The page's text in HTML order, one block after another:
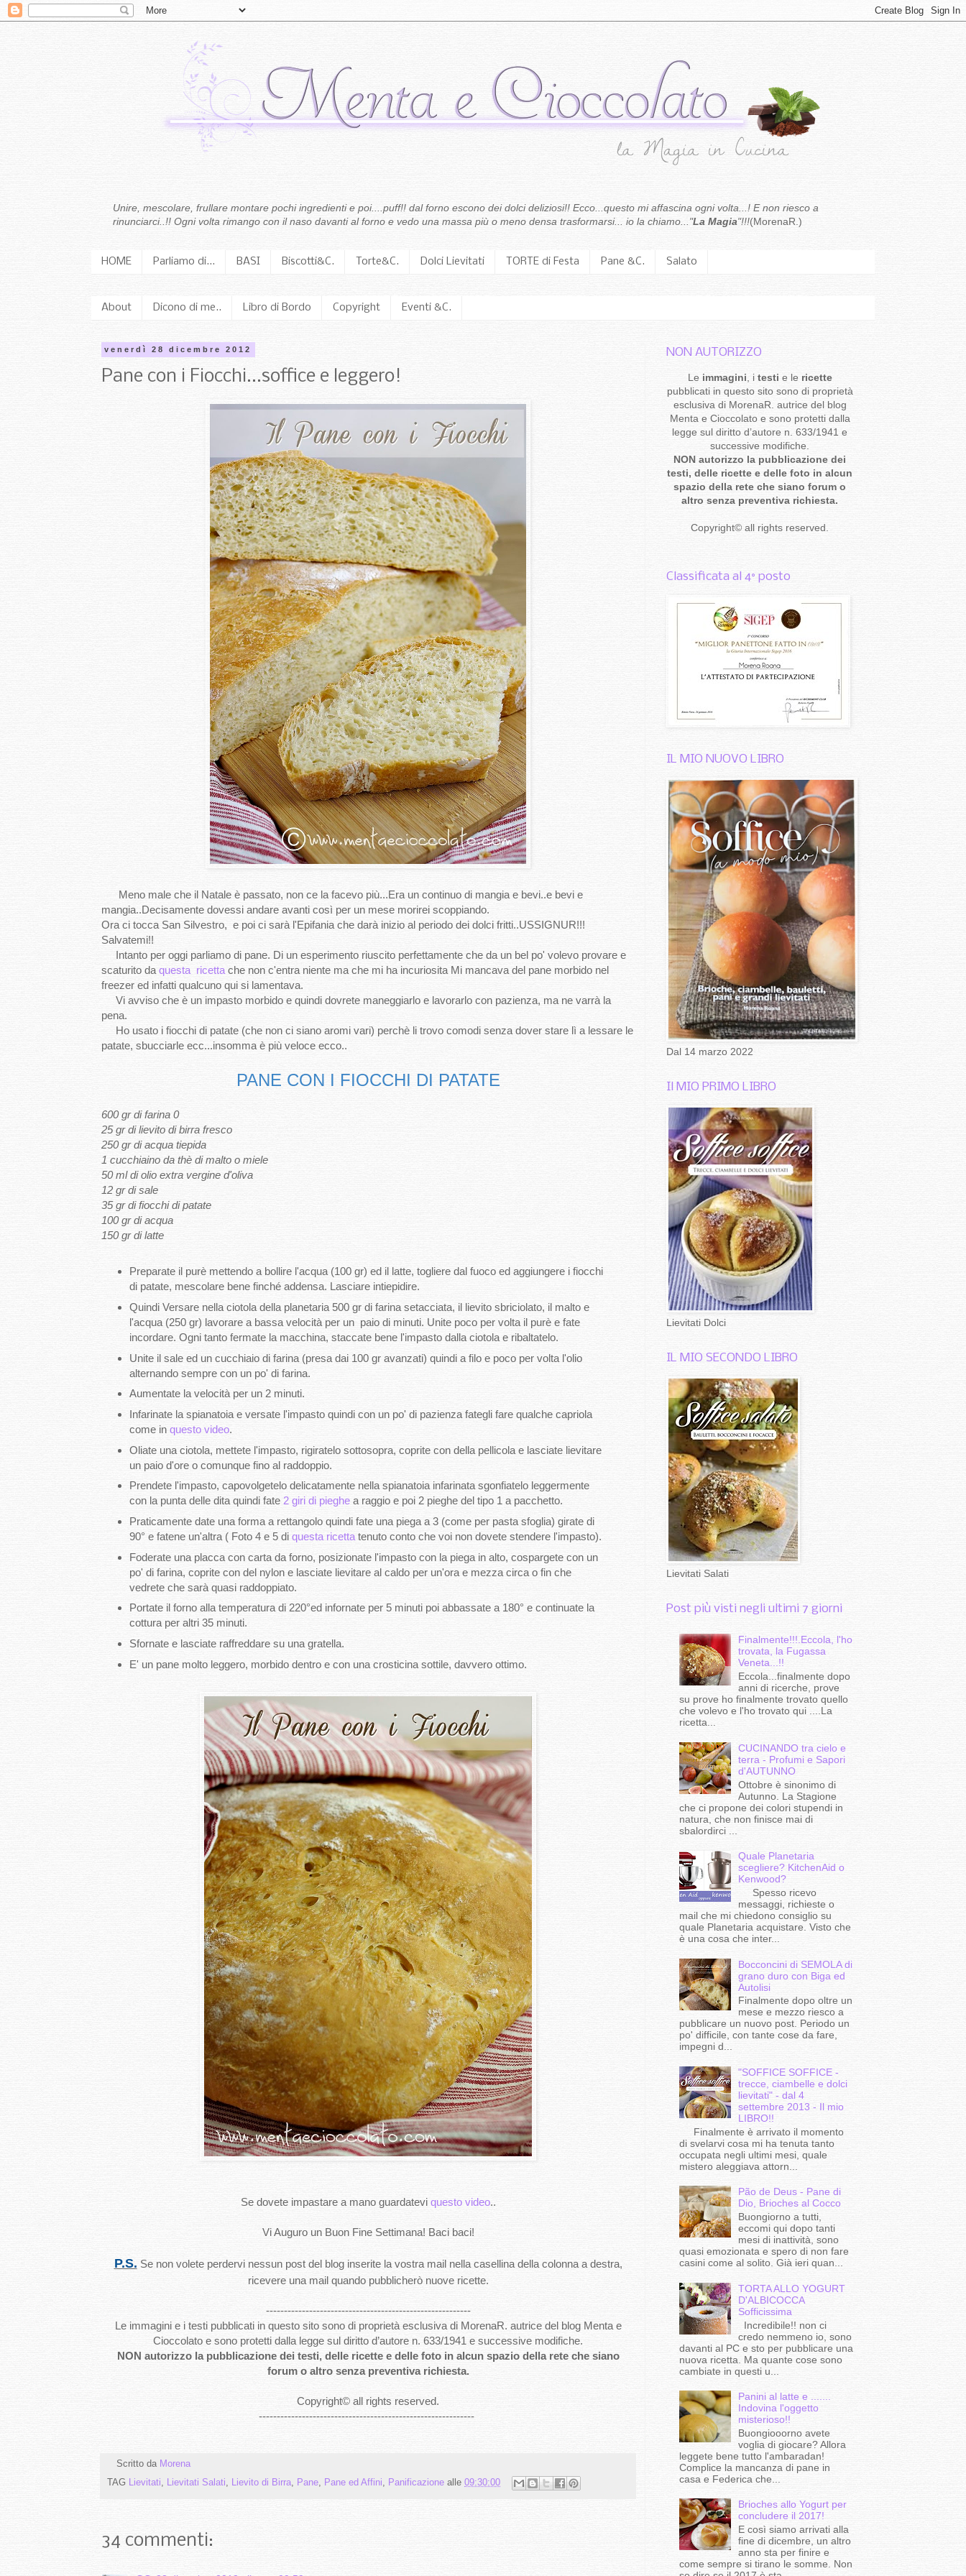
Unire, mescolare, frullare montare pochi ingredienti e poi....puff!! dal forno escono dei dolci deliziosi!! Ecco...questo mi affascina ogni volta...! E non riesco a
rinunciarci..!! Ogni volta rimango con il naso davanti al forno e vedo una massa più o meno densa trasformarsi... io la chiamo..."La Magia"!!!(MorenaR.)
HOME Parliamo di... BASI Biscotti&C. Torte&C. Dolci Lievitati TORTE di Festa Pane &C. Salato
About Dicono di me.. Libro di Bordo Copyright Eventi &C.
venerdì 28 dicembre 2012
Pane con i Fiocchi...soffice e leggero!
Meno male che il Natale è passato, non ce la facevo più...Era un continuo di mangia e bevi..e bevi e
mangia..Decisamente dovessi andare avanti così per un mese morirei scoppiando.
Ora ci tocca San Silvestro, e poi ci sarà l'Epifania che darà inizio al periodo dei dolci fritti..USSIGNUR!!!
Salvatemi!!
Intanto per oggi parliamo di pane. Di un esperimento riuscito perfettamente che da un bel po' volevo provare e
scaturito daquesta ricettache non c'entra niente ma che mi ha incuriosita Mi mancava del pane morbido nel
freezer ed infatti qualcuno qui si lamentava.
Vi avviso che è un impasto morbido e quindi dovrete maneggiarlo e lavorarlo con pazienza, ma ne varrà la
pena.
Ho usato i fiocchi di patate (che non ci siano aromi vari) perchè li trovo comodi senza dover stare lì a lessare le
patate, sbucciarle ecc...insomma è più veloce ecco..
PANE CON I FIOCCHI DI PATATE
600 gr di farina 0
25 gr di lievito di birra fresco
250 gr di acqua tiepida
1 cucchiaino da thè di malto o miele
50 ml di olio extra vergine d'oliva
12 gr di sale
35 gr di fiocchi di patate
100 gr di acqua
150 gr di latte
Preparate il purè mettendo a bollire l'acqua (100 gr) ed il latte, togliere dal fuoco ed aggiungere i fiocchi
di patate, mescolare bene finché addensa. Lasciare intiepidire.
Quindi Versare nella ciotola della planetaria 500 gr di farina setacciata, il lievito sbriciolato, il malto e
l'acqua (250 gr) lavorare a bassa velocità per un paio di minuti. Unite poco per volta il purè e fate
incordare. Ogni tanto fermate la macchina, staccate bene l'impasto dalla ciotola e ribaltatelo.
Unite il sale ed un cucchiaio di farina (presa dai 100 gr avanzati) quindi a filo e poco per volta l'olio
alternando sempre con un po' di farina.
Aumentate la velocità per un 2 minuti.
Infarinate la spianatoia e versate l'impasto quindi con un po' di pazienza fategli fare qualche capriola
come in questo video.
Oliate una ciotola, mettete l'impasto, rigiratelo sottosopra, coprite con della pellicola e lasciate lievitare
un paio d'ore o comunque fino al raddoppio.
Prendete l'impasto, capovolgetelo delicatamente nella spianatoia infarinata sgonfiatelo leggermente
con la punta delle dita quindi fate 2 giri di pieghea raggio e poi 2 pieghe del tipo 1 a pacchetto.
Praticamente date una forma a rettangolo quindi fate una piega a 3 (come per pasta sfoglia) girate di
90° e fatene un'altra ( Foto 4 e 5 di questa ricettatenuto conto che voi non dovete stendere l'impasto).
Foderate una placca con carta da forno, posizionate l'impasto con la piega in alto, cospargete con un
po' di farina, coprite con del nylon e lasciate lievitare al caldo per un'ora e mezza circa o fin che
vedrete che sarà quasi raddoppiato.
Portate il forno alla temperatura di 220°ed infornate per 5 minuti poi abbassate a 180° e continuate la
cottura per altri 35 minuti.
Sfornate e lasciate raffreddare su una gratella.
E' un pane molto leggero, morbido dentro e con una crosticina sottile, davvero ottimo.
Se dovete impastare a mano guardatevi questo video..
Vi Auguro un Buon Fine Settimana! Baci baci!
P.S. Se non volete perdervi nessun post del blog inserite la vostra mail nella casellina della colonna a destra,
ricevere una mail quando pubblicherò nuove ricette.
---------------------------------------------------------
Le immagini e i testi pubblicati in questo sito sono di proprietà esclusiva di MorenaR. autrice del blog Menta e
Cioccolato e sono protetti dalla legge sul diritto d’autore n. 633/1941 e successive modifiche.
NON autorizzo la pubblicazione dei testi, delle ricette e delle foto in alcun spazio della rete che siano
forum o altro senza preventiva richiesta.
Copyright© all rights reserved.
------------------------------------------------------------
Scritto da Morena
TAG Lievitati, Lievitati Salati, Lievito di Birra, Pane, Pane ed Affini, Panificazione alle 09:30:00
34 commenti:
NON AUTORIZZO
Le immagini , i testi e le ricette
pubblicati in questo sito sono di proprietà
esclusiva di MorenaR. autrice del blog
Menta e Cioccolato e sono protetti dalla
legge sul diritto d’autore n. 633/1941 e
successive modifiche.
NON autorizzo la pubblicazione dei
testi, delle ricette e delle foto in alcun
spazio della rete che siano forum o
altro senza preventiva richiesta.
Copyright© all rights reserved
Classificata al 4° posto
IL MIO NUOVO LIBRO
Dal 14 marzo 2022
Il MIO PRIMO LIBRO
Lievitati Dolci
IL MIO SECONDO LIBRO
Lievitati Salati
Post più visti negli ultimi 7 giorni
Finalmente!!!.Eccola, l'ho
trovata, la Fugassa
Veneta...!!
Eccola...finalmente dopo
anni di ricerche, prove
su prove ho finalmente trovato quello
che volevo e l'ho trovato qui ....La
ricetta...
CUCINANDO tra cielo e
terra - Profumi e Sapori
d'AUTUNNO
Ottobre è sinonimo di
Autunno. La Stagione
che ci propone dei colori stupendi in
natura, che non finisce mai di
sbalordirci ...
Quale Planetaria
scegliere? KitchenAid o
Kenwood?
Spesso ricevo
messaggi, richieste o
mail che mi chiedono consiglio su
quale Planetaria acquistare. Visto che
è una cosa che inter...
Bocconcini di SEMOLA di
grano duro con Biga ed
Autolisi
Finalmente dopo oltre un
mese e mezzo riesco a
pubblicare un nuovo post. Periodo un
po' difficile, con tante cose da fare,
impegni d...
"SOFFICE SOFFICE -
trecce, ciambelle e dolci
lievitati" - dal 4
settembre 2013 - Il mio
LIBRO!!
Finalmente è arrivato il momento
di svelarvi cosa mi ha tenuta tanto
occupata negli ultimi mesi, quale
mistero aleggiava attorn...
Pão de Deus - Pane di
Dio, Brioches al Cocco
Buongiorno a tutti,
eccomi qui dopo tanti
mesi di inattività, sono
quasi emozionata e spero di non fare
casini come al solito. Già ieri quan...
TORTA ALLO YOGURT
D'ALBICOCCA
Sofficissima
Incredibile!! non ci
credo nemmeno io, sono
davanti al PC e sto per pubblicare una
nuova ricetta. Ma quante cose sono
cambiate in questi u...
Panini al latte e .......
Indovina l'oggetto
misterioso!!
Buongiooorno avete
voglia di giocare? Allora
leggete bene tutto l'ambaradan!
Complice la mancanza di pane in
casa e Federica che...
Brioches allo Yogurt per
concludere il 2017!
E così siamo arrivati alla
fine di dicembre, un altro
anno sta per finire e
come sempre si tirano le somme. Non